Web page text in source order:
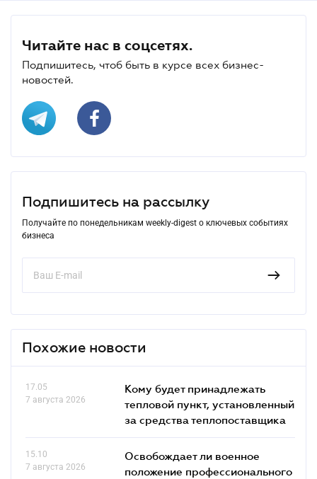
Читайте нас в соцсетях.
Подпишитесь, чтоб быть в курсе всех бизнес-
новостей.
Подпишитесь на рассылку
Получайте по понедельникам weekly-digest о ключевых событиях
бизнеса
Похожие новости
17.05
7 августа 2026
Кому будет принадлежать
тепловой пункт, установленный
за средства теплопоставщика
15.10
7 августа 2026
Освобождает ли военное
положение профессионального